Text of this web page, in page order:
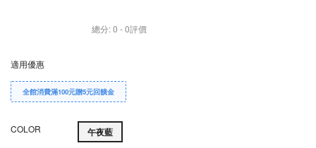
總分:0 -0評價
適用優惠
全館消費滿100元贈5元回饋金
COLOR 午夜藍